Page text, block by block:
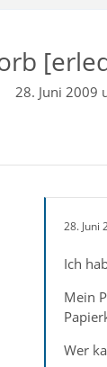
28. Juni 2009
28. Juni
Ich
Mein
Wer